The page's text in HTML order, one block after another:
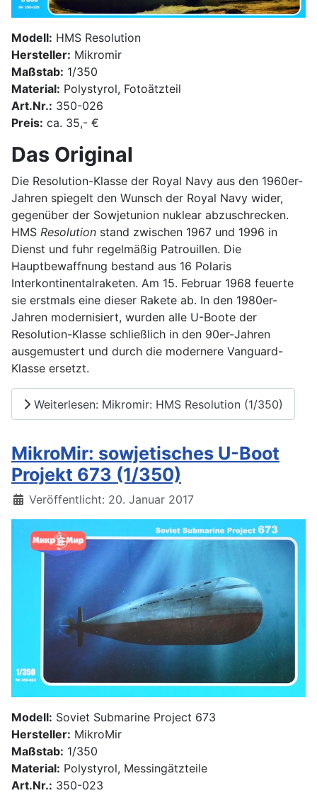
Modell: HMS Resolution
Hersteller: Mikromir
Maßstab: 1/350
Material: Polystyrol, Fotoätzteil
Art.Nr.: 350-026
Preis: ca. 35,- €
Das Original
Die Resolution-Klasse der Royal Navy aus den 1960er-
Jahren spiegelt den Wunsch der Royal Navy wider,
gegenüber der Sowjetunion nuklear abzuschrecken.
HMS Resolution stand zwischen 1967 und 1996 in
Dienst und fuhr regelmäßig Patrouillen. Die
Hauptbewaffnung bestand aus 16 Polaris
Interkontinentalraketen. Am 15. Februar 1968 feuerte
sie erstmals eine dieser Rakete ab. In den 1980er-
Jahren modernisiert, wurden alle U-Boote der
Resolution-Klasse schließlich in den 90er-Jahren
ausgemustert und durch die modernere Vanguard-
Klasse ersetzt.
Weiterlesen: Mikromir: HMS Resolution (1/350)
MikroMir: sowjetisches U-Boot
Projekt 673 (1/350)
Details
Veröffentlicht: 20. Januar 2017
Modell: Soviet Submarine Project 673
Hersteller: MikroMir
Maßstab: 1/350
Material: Polystyrol, Messingätzteile
Art.Nr.: 350-023